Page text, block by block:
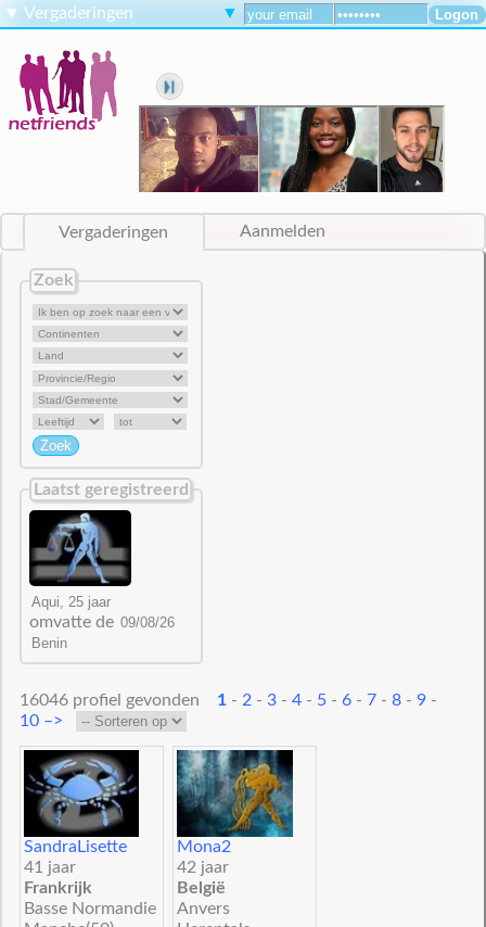
▼ Vergaderingen ▼
Vergaderingen Aanmelden
Zoek
Laatst geregistreerd
omvatte de
16046 profiel gevonden 1- 2 - 3- 4- 5- 6- 7- 8- 9-
10–>
SandraLisette
41 jaar
Frankrijk
Basse Normandie
Mona2
42 jaar
België
Anvers